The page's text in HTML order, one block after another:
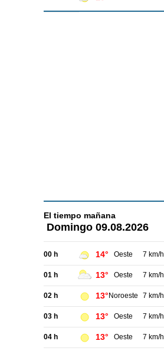
El tiempo mañana
Domingo 09.08.2026
00 h 14° Oeste 7 km/h
01 h 13° Oeste 7 km/h
02 h 13° Noroeste 7 km/h
03 h 13° Oeste 7 km/h
04 h 13° Oeste 7 km/h